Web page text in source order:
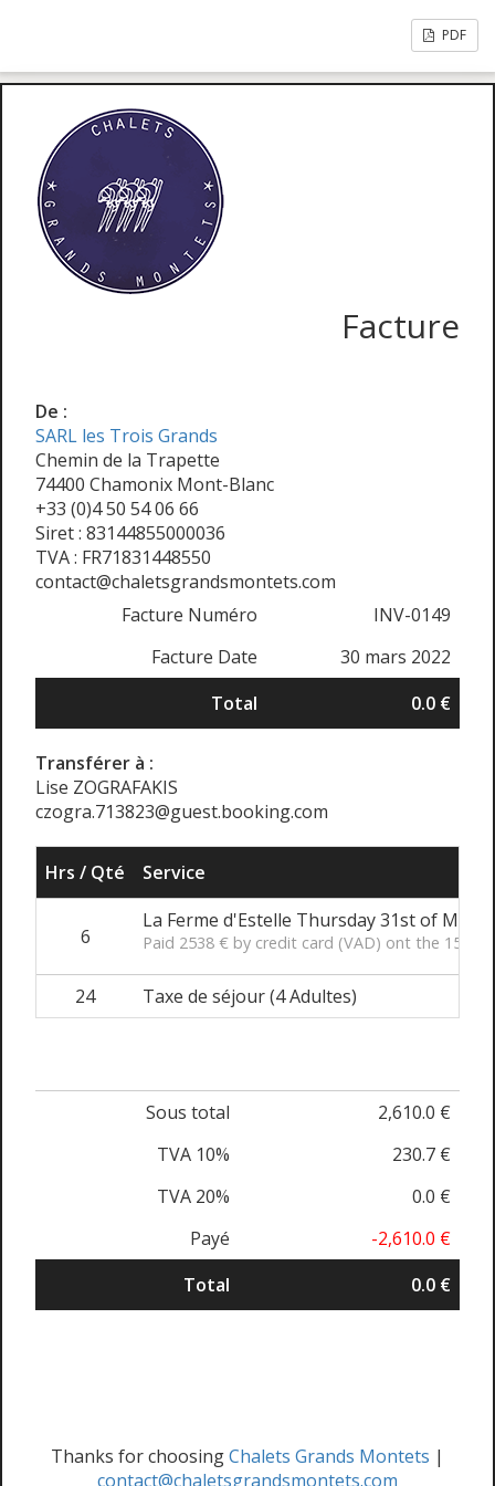
PDF
Facture
De :
SARL les Trois Grands
Chemin de la Trapette
74400 Chamonix Mont-Blanc
+33 (0)4 50 54 06 66
Siret : 83144855000036
TVA : FR71831448550
contact@chaletsgrandsmontets.com
Facture Numéro
INV-0149
Facture Date
30 mars 2022
Total
0.0 €
Transférer à :
Lise ZOGRAFAKIS
czogra.713823@guest.booking.com
Hrs / Qté Service
6
La Ferme d'Estelle Thursday 31st of
Paid 2538 € by credit card (VAD) ont the 15th
24 Taxe de séjour (4 Adultes)
Sous total
2,610.0 €
TVA 10%
230.7 €
TVA 20%
0.0 €
Payé
-2,610.0 €
Total
0.0 €
Thanks for choosingChalets Grands Montets |
contact@chaletsgrandsmontets.com